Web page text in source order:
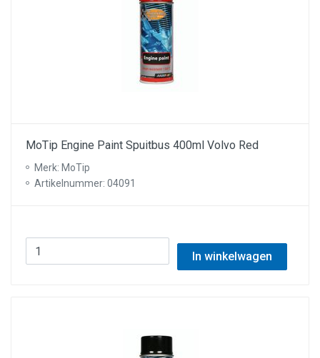
MoTip Engine Paint Spuitbus 400ml Volvo Red
Merk: MoTip
Artikelnummer: 04091
In winkelwagen